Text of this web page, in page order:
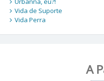
Vida de Suporte
Vida Perra
A